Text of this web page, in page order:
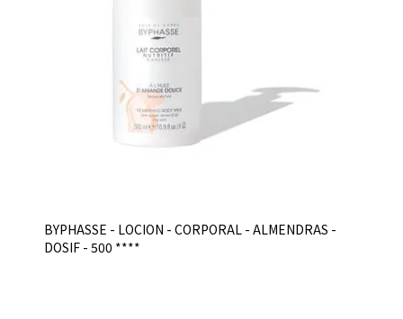
BYPHASSE - LOCION - CORPORAL - ALMENDRAS -
DOSIF - 500 ****